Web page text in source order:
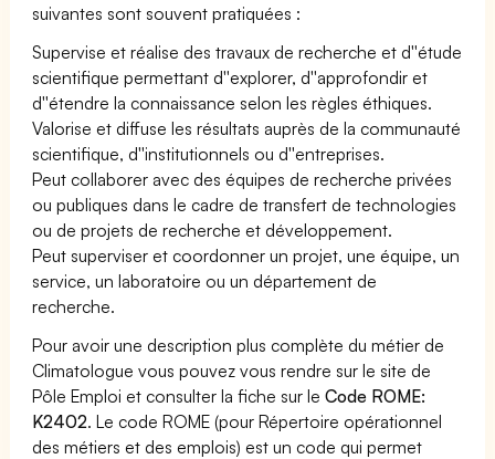
suivantes sont souvent pratiquées :
Supervise et réalise des travaux de recherche et d''étude
scientifique permettant d''explorer, d''approfondir et
d''étendre la connaissance selon les règles éthiques.
Valorise et diffuse les résultats auprès de la communauté
scientifique, d''institutionnels ou d''entreprises.
Peut collaborer avec des équipes de recherche privées
ou publiques dans le cadre de transfert de technologies
ou de projets de recherche et développement.
Peut superviser et coordonner un projet, une équipe, un
service, un laboratoire ou un département de
recherche.
Pour avoir une description plus complète du métier de
Climatologue vous pouvez vous rendre sur le site de
Pôle Emploi et consulter la fiche sur leCode ROME:
K2402. Le code ROME (pour Répertoire opérationnel
des métiers et des emplois) est un code qui permet